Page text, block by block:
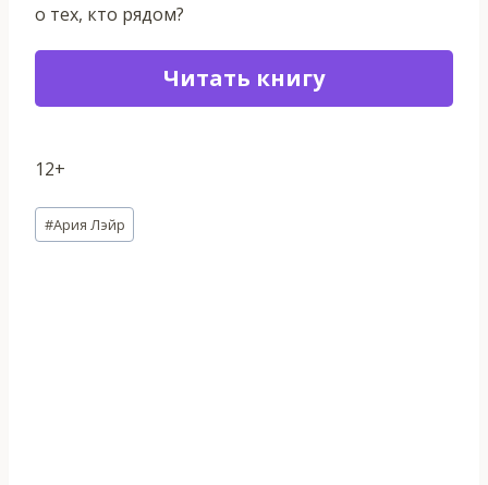
о тех, кто рядом?
Читать книгу
12+
Метки
записи:
#Ария Лэйр